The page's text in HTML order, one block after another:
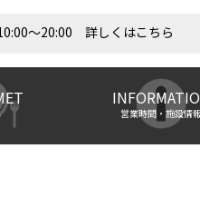
～20:00 詳しくはこちら
営業時間・施設情